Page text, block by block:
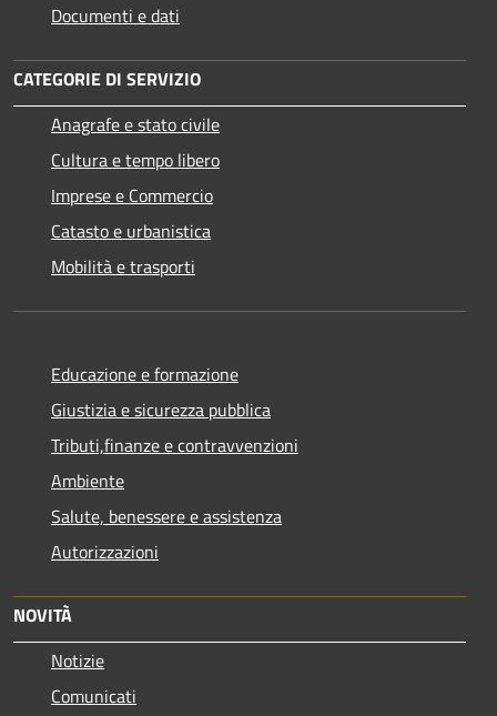
Documenti e dati
CATEGORIE DI SERVIZIO
Anagrafe e stato civile
Cultura e tempo libero
Imprese e Commercio
Catasto e urbanistica
Mobilità e trasporti
Educazione e formazione
Giustizia e sicurezza pubblica
Tributi,finanze e contravvenzioni
Ambiente
Salute, benessere e assistenza
Autorizzazioni
NOVITÀ
Notizie
Comunicati